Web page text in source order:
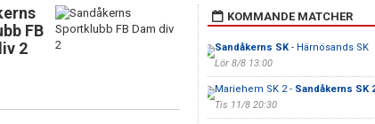
FB
2
KOMMANDE MATCHER
Sandåkerns SK- Härnösands SK
Lör 8/8 13:00
Mariehem SK 2 - Sandåkerns SK
Tis 11/8 20:30